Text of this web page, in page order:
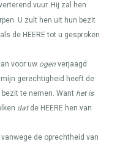
vuur. Hij zal hen
U zult hen uit hun bezit
de HEEREtot u gesproken
voor uw ogen verjaagd
gerechtigheid heeft de
te nemen. Want het is
datde HEERE hen van
de oprechtheid van